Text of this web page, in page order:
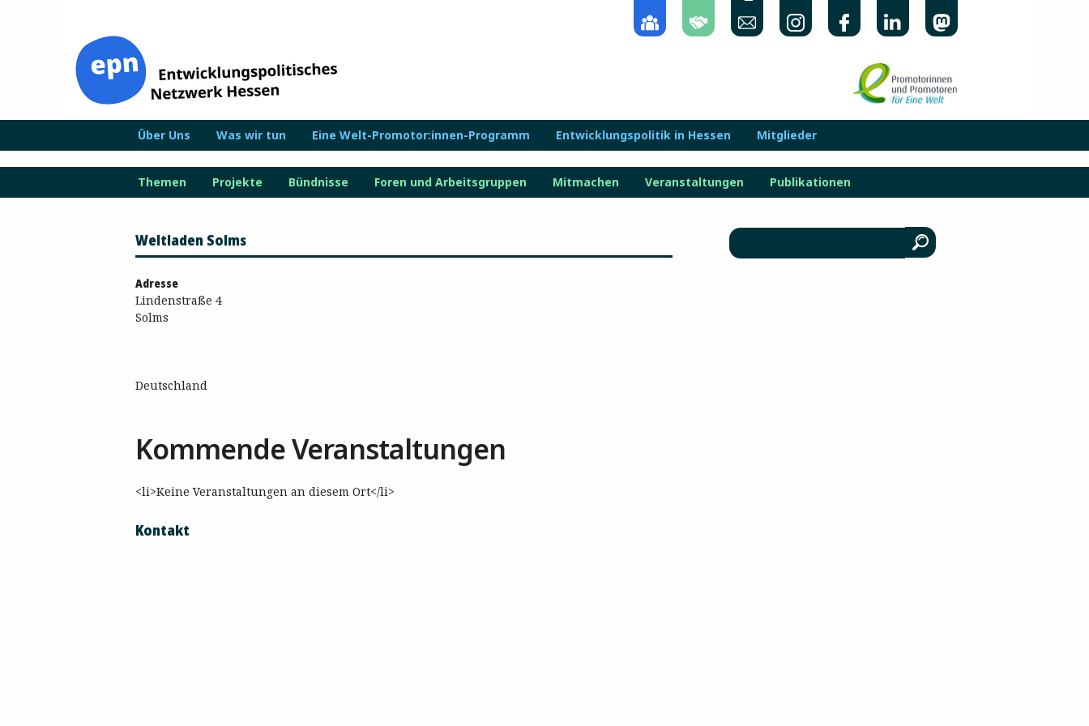
Über Uns Was wir tun Eine Welt-Promotor:innen-Programm Entwicklungspolitik in Hessen Mitglieder
Themen Projekte Bündnisse Foren und Arbeitsgruppen Mitmachen Veranstaltungen Publikationen
Weltladen Solms
Adresse
Lindenstraße 4
Solms
Deutschland
Kommende Veranstaltungen
<li>Keine Veranstaltungen an diesem Ort</li>
Kontakt